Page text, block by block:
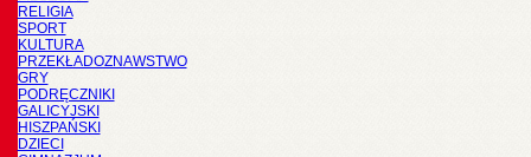
RELIGIA
SPORT
KULTURA
PRZEKŁADOZNAWSTWO
GRY
PODRĘCZNIKI
GALICYJSKI
HISZPAŃSKI
DZIECI